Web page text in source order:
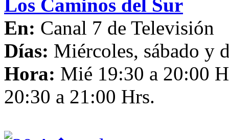
Los Caminos del Sur
En: Canal 7 de Televisión
Días: Miércoles, sábado y
Hora: Mié 19:30 a 20:00
20:30 a 21:00 Hrs.